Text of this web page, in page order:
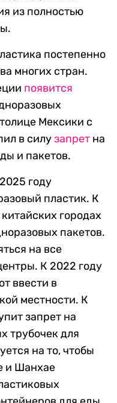
из полностью
постепенно
многих стран.
появится
Мексики с
в силузапрет на
и пакетов.
году
пластик. К
городах
пакетов.
на все
К 2022 году
ввести в
местности. К
запрет на
трубочек для
на то, чтобы
и Шанхае